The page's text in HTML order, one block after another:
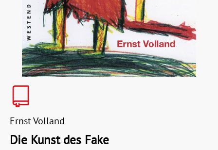
Ernst Volland
Die Kunst des Fake